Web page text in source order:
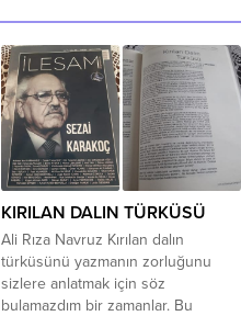
KIRILAN DALIN TÜRKÜSÜ
Ali Rıza Navruz Kırılan dalın
türküsünü yazmanın zorluğunu
sizlere anlatmak için söz
bulamazdım bir zamanlar. Bu